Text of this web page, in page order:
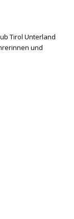
Tirol Unterland
und